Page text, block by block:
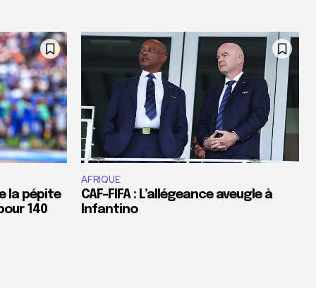
la pépite
140
AFRIQUE
CAF-FIFA : L’allégeance aveugle à
Infantino